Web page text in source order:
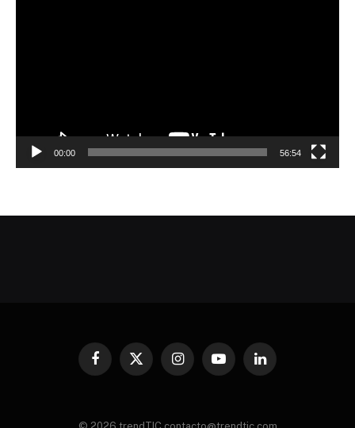
00:00 56:54
Facebook
X
InstagramYouTubeLinkedIn